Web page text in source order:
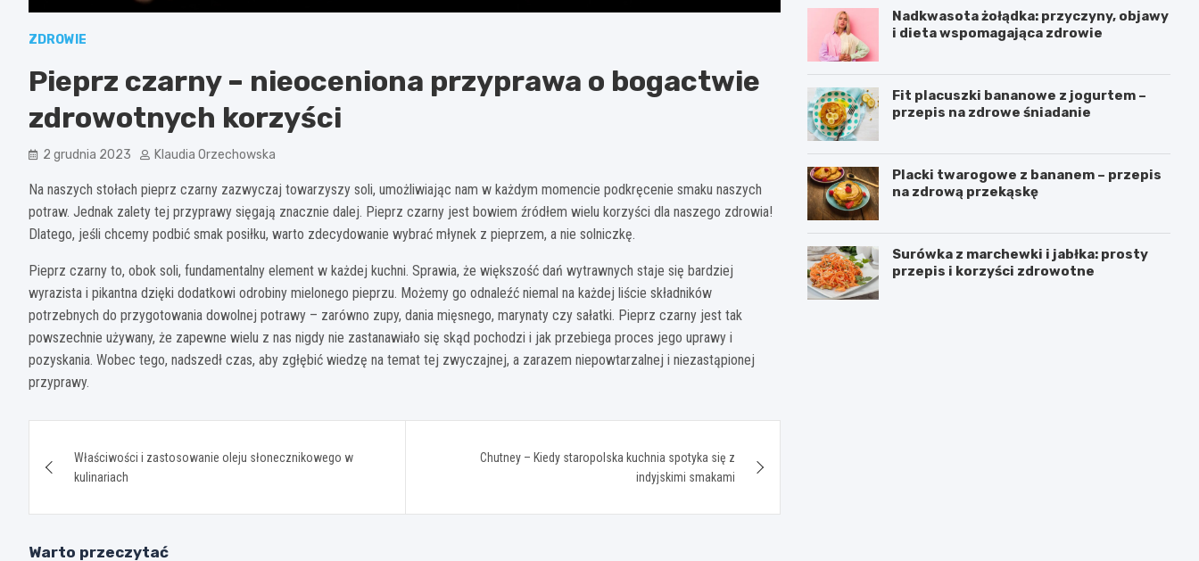
ZDROWIE
Pieprz czarny – nieoceniona przyprawa o bogactwie
zdrowotnych korzyści
2 grudnia 2023 Klaudia Orzechowska
Na naszych stołach pieprz czarny zazwyczaj towarzyszy soli, umożliwiając nam w każdym momencie podkręcenie smaku naszych
potraw. Jednak zalety tej przyprawy sięgają znacznie dalej. Pieprz czarny jest bowiem źródłem wielu korzyści dla naszego zdrowia!
Dlatego, jeśli chcemy podbić smak posiłku, warto zdecydowanie wybrać młynek z pieprzem, a nie solniczkę.
Pieprz czarny to, obok soli, fundamentalny element w każdej kuchni. Sprawia, że większość dań wytrawnych staje się bardziej
wyrazista i pikantna dzięki dodatkowi odrobiny mielonego pieprzu. Możemy go odnaleźć niemal na każdej liście składników
potrzebnych do przygotowania dowolnej potrawy – zarówno zupy, dania mięsnego, marynaty czy sałatki. Pieprz czarny jest tak
powszechnie używany, że zapewne wielu z nas nigdy nie zastanawiało się skąd pochodzi i jak przebiega proces jego uprawy i
pozyskania. Wobec tego, nadszedł czas, aby zgłębić wiedzę na temat tej zwyczajnej, a zarazem niepowtarzalnej i niezastąpionej
przyprawy.
wpisu
Właściwości i zastosowanie oleju słonecznikowego w
kulinariach
Chutney – Kiedy staropolska kuchnia spotyka się z
indyjskimi smakami
Nadkwasota żołądka: przyczyny, objawy
i dieta wspomagająca zdrowie
Fit placuszki bananowe z jogurtem –
przepis na zdrowe śniadanie
Placki twarogowe z bananem – przepis
na zdrową przekąskę
Surówka z marchewki i jabłka: prosty
przepis i korzyści zdrowotne
Warto przeczytać